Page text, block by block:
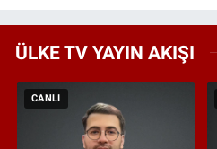
ÜLKE TV YAYIN AKIŞI
CANLI